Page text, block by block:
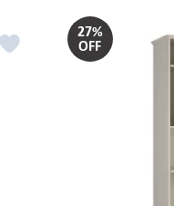
27%
OFF